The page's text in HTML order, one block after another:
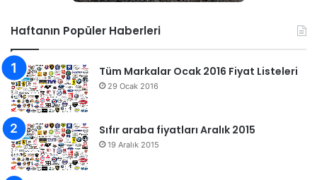
Haftanın Popüler Haberleri
Tüm Markalar Ocak 2016 Fiyat Listeleri
29 Ocak 2016
Sıfır araba fiyatları Aralık 2015
19 Aralık 2015